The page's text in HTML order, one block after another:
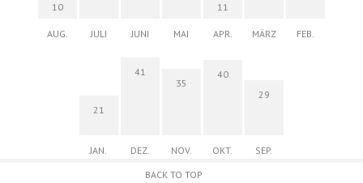
10
AUG. JULI JUNI MAI
11
APR. MÄRZ FEB.
21
JAN.
41
DEZ.
35
NOV.
40
OKT.
29
SEP.
BACK TO TOP